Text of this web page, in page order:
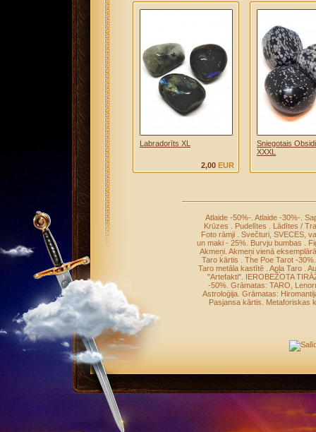
Labradorīts XL
2,00 EUR
Sniegotais
XXXL
Atlaide -50%- Atlaide -30%-
Krūzes
Pudelītes
Lādītes /
Foto rāmji
Svečturi, SVECES,
un maki - 25% Burvju bumbas
Akmeņi. Akmeņi vienā eksemplārā
Taro kārtis
The Poe Tarot -30%
Taro metāla kastītē
Apļa Taro
"Artefakti". IEROBEŽOTA
-50%. Grāmatas: TARO,
Astroloģija Grāmatas:
Pasjansa kārtis
Metaforiskas